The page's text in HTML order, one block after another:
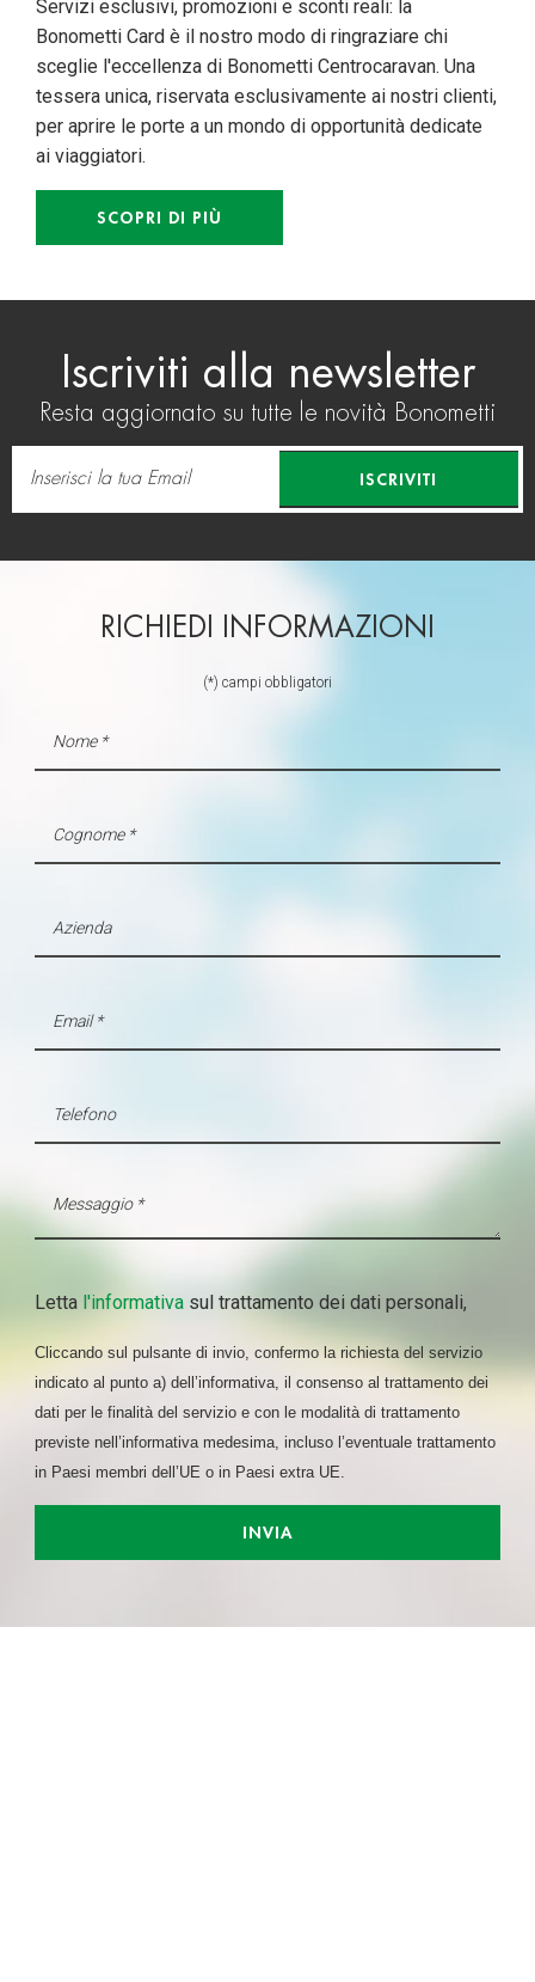
Servizi esclusivi, promozioni e sconti reali: la
Bonometti Card è il nostro modo di ringraziare chi
sceglie l'eccellenza di Bonometti Centrocaravan. Una
tessera unica, riservata esclusivamente ai nostri clienti,
per aprire le porte a un mondo di opportunità dedicate
ai viaggiatori.
SCOPRI DI PIÙ
Iscriviti alla newsletter
Resta aggiornato su tutte le novità Bonometti
ISCRIVITI
RICHIEDI INFORMAZIONI
(*) campi obbligatori
Letta l'informativasul trattamento dei dati personali,
Cliccando sul pulsante di invio, confermo la richiesta del servizio
indicato al punto a) dell’informativa, il consenso al trattamento dei
dati per le finalità del servizio e con le modalità di trattamento
previste nell’informativa medesima, incluso l’eventuale trattamento
in Paesi membri dell’UE o in Paesi extra UE.
INVIA